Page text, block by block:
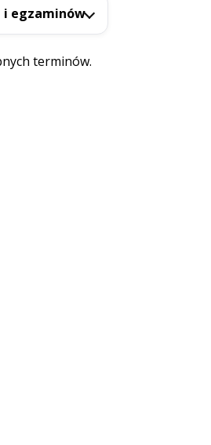
i egzaminów
terminów.